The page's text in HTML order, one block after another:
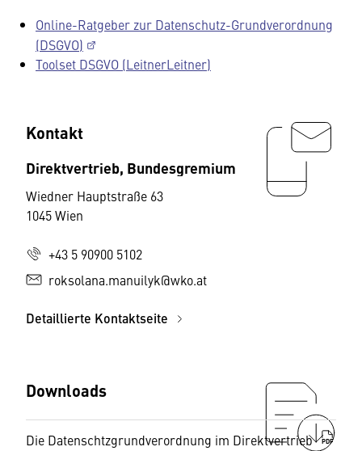
Online-Ratgeber zur Datenschutz-Grundverordnung
(DSGVO)
Toolset DSGVO (LeitnerLeitner)
Kontakt
Direktvertrieb, Bundesgremium
Wiedner Hauptstraße 63
1045 Wien
+43 5 90900 5102
roksolana.manuilyk@wko.at
Detaillierte Kontaktseite
Downloads
Die Datenschtzgrundverordnung im Direktvertrieb PDF